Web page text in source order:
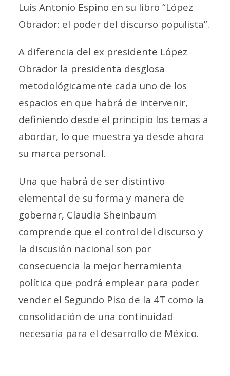
Luis Antonio Espino en su libro “López
Obrador: el poder del discurso populista”.
A diferencia del ex presidente López
Obrador la presidenta desglosa
metodológicamente cada uno de los
espacios en que habrá de intervenir,
definiendo desde el principio los temas a
abordar, lo que muestra ya desde ahora
su marca personal.
Una que habrá de ser distintivo
elemental de su forma y manera de
gobernar, Claudia Sheinbaum
comprende que el control del discurso y
la discusión nacional son por
consecuencia la mejor herramienta
política que podrá emplear para poder
vender el Segundo Piso de la 4T como la
consolidación de una continuidad
necesaria para el desarrollo de México.